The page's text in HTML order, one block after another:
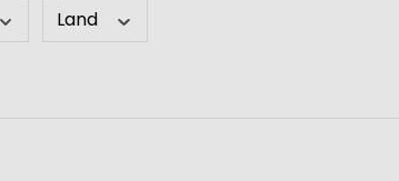
Land